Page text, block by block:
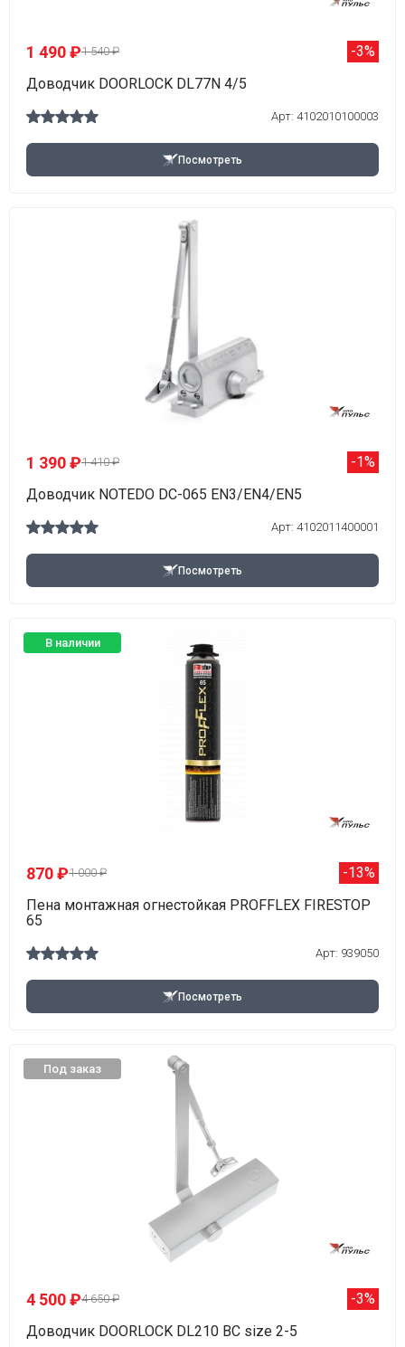
1 490 ₽1 540 ₽
-3%
Доводчик DOORLOCK DL77N 4/5
Арт: 4102010100003
Посмотреть
1 390 ₽1 410 ₽
-1%
Доводчик NOTEDO DC-065 EN3/EN4/EN5
Арт: 4102011400001
Посмотреть
В наличии
870 ₽1 000 ₽
-13%
Пена монтажная огнестойкая PROFFLEX FIRESTOP
65
Арт: 939050
Посмотреть
Под заказ
4 500 ₽4 650 ₽
-3%
Доводчик DOORLOCK DL210 BC size 2-5